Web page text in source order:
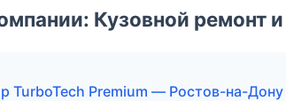
Кузовной ремонт и
TurboTech Premium — Ростов-на-Дону